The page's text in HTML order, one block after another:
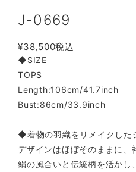
J-0669
¥38,500税込
◆SIZE
TOPS
Length:106cm/41.7inch
Bust:86cm/33.9inch
◆着物の羽織をリメイクした
デザインはほぼそのままに、
絹の風合いと伝統柄を活かし